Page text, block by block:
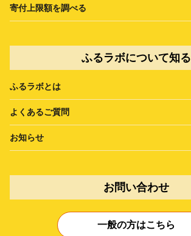
寄付上限額を調べる
ふるラボについて知る
ふるラボとは
よくあるご質問
お知らせ
お問い合わせ
一般の方はこちら